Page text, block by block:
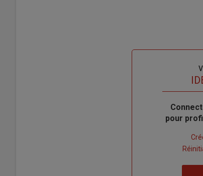
Body
pour